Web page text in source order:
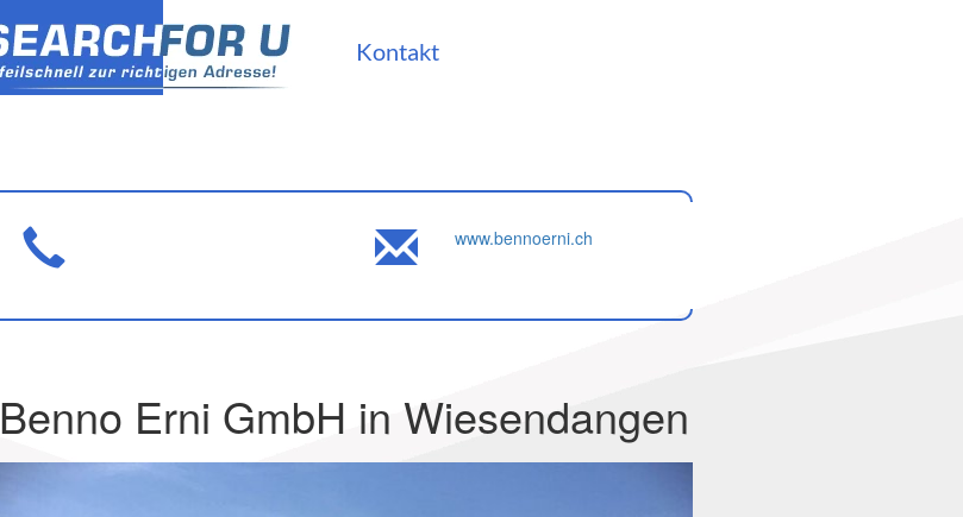
Kontakt
www.bennoerni.ch
Benno Erni GmbH in Wiesendangen